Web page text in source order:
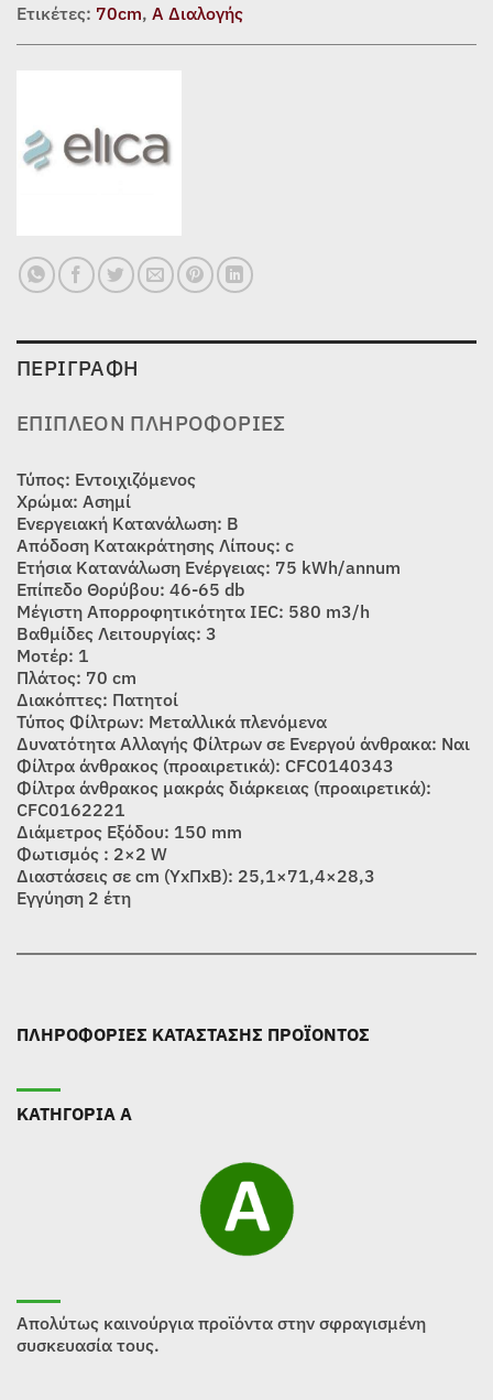
Ετικέτες: 70cm, Α Διαλογής
ΠΕΡΙΓΡΑΦΉ
ΕΠΙΠΛΈΟΝ ΠΛΗΡΟΦΟΡΊΕΣ
Τύπος: Εντοιχιζόμενος
Χρώμα: Ασημί
Ενεργειακή Κατανάλωση: B
Απόδοση Κατακράτησης Λίπους: c
Ετήσια Κατανάλωση Ενέργειας: 75 kWh/annum
Επίπεδο Θορύβου: 46-65 db
Μέγιστη Απορροφητικότητα IEC: 580 m3/h
Βαθμίδες Λειτουργίας: 3
Μοτέρ: 1
Πλάτος: 70 cm
Διακόπτες: Πατητοί
Τύπος Φίλτρων: Μεταλλικά πλενόμενα
Δυνατότητα Αλλαγής Φίλτρων σε Ενεργού άνθρακα: Ναι
Φίλτρα άνθρακος (προαιρετικά): CFC0140343
Φίλτρα άνθρακος μακράς διάρκειας (προαιρετικά):
CFC0162221
Διάμετρος Εξόδου: 150 mm
Φωτισμός : 2×2 W
Διαστάσεις σε cm (ΥxΠxΒ): 25,1×71,4×28,3
Εγγύηση 2 έτη
ΠΛΗΡΟΦΟΡΙΕΣ ΚΑΤΑΣΤΑΣΗΣ ΠΡΟΪΟΝΤΟΣ
ΚΑΤΗΓΟΡΙΑ Α
Απολύτως καινούργια προϊόντα στην σφραγισμένη
συσκευασία τους.